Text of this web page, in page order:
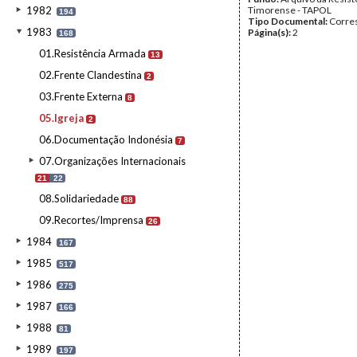
1982 194
1983 168
01.Resistência Armada 13
02.Frente Clandestina 2
03.Frente Externa 8
05.Igreja 2
06.Documentação Indonésia 7
07.Organizações Internacionais
21 22
08.Solidariedade 88
09.Recortes/Imprensa 26
1984 167
1985 517
1986 275
1987 166
1988 81
1989 197
Timorense - TAPOL
Tipo Documental:
Página(s):2